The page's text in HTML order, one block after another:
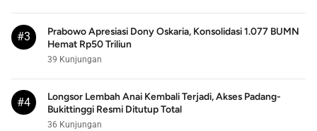
#3
Prabowo Apresiasi Dony Oskaria, Konsolidasi 1.077 BUMN
Hemat Rp50 Triliun
39 Kunjungan
#4
Longsor Lembah Anai Kembali Terjadi, Akses Padang-
Bukittinggi Resmi Ditutup Total
36 Kunjungan